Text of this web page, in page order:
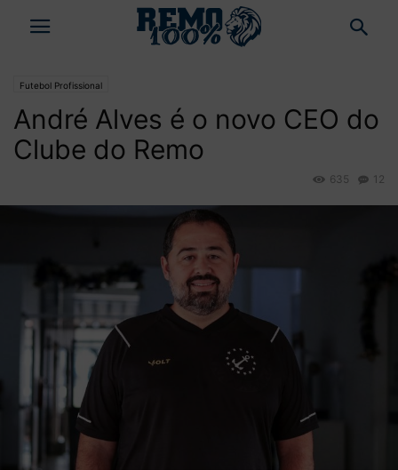
Futebol Profissional
André Alves é o novo CEO do
Clube do Remo
12
635